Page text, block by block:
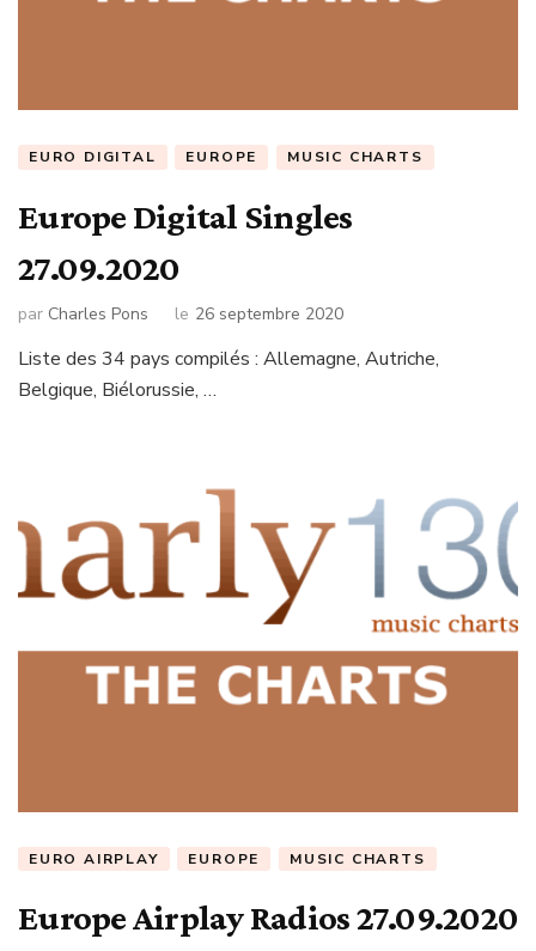
EURO DIGITAL EUROPE MUSIC CHARTS
Europe Digital Singles
27.09.2020
par Charles Pons le 26 septembre 2020
Liste des 34 pays compilés : Allemagne, Autriche,
Belgique, Biélorussie, …
EURO AIRPLAY EUROPE MUSIC CHARTS
Europe Airplay Radios 27.09.2020